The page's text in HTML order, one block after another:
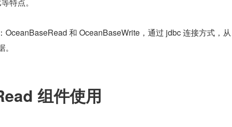
OceanBaseRead 和 OceanBaseWrite，通过 jdbc 连接方式，从
组件使用